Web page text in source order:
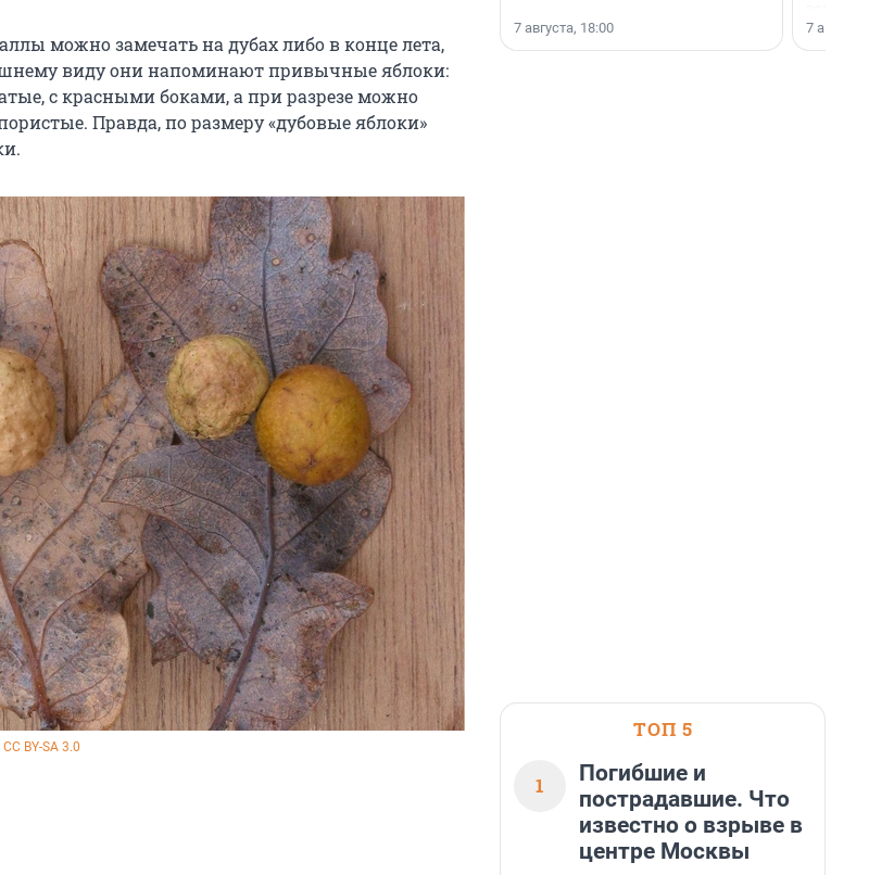
можно замечать на дубах либо в конце лета,
виду они напоминают привычные яблоки:
с красными боками, а при разрезе можно
Правда, по размеру «дубовые яблоки»
BY-SA 3.0
7 августа, 18:00
7
ТОП 5
1
Погибшие и
пострадавшие. Что
известно о взрыве в
центре Москвы